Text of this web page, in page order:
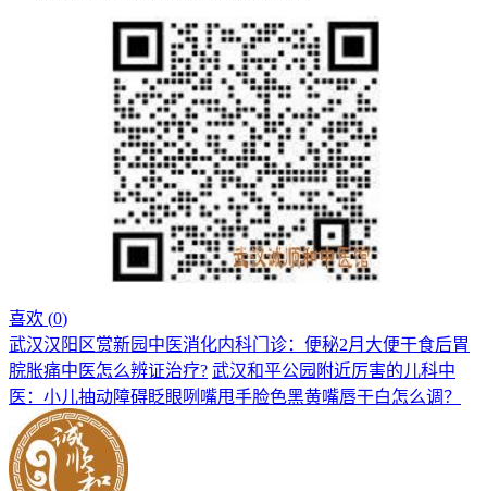
喜欢 (0)
武汉汉阳区赏新园中医消化内科门诊：便秘2月大便干食后胃
脘胀痛中医怎么辨证治疗? 武汉和平公园附近厉害的儿科中
医：小儿抽动障碍眨眼咧嘴甩手脸色黑黄嘴唇干白怎么调？